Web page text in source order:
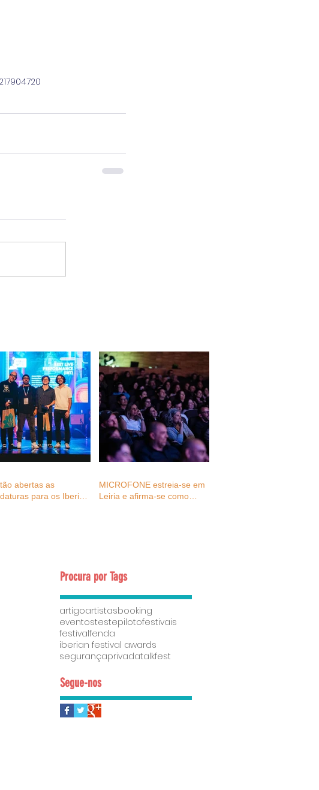
abertas as
para os Iberian
MICROFONE estreia-se em
Leiria e afirma-se como
Procura por Tags
artigoartistasbooking
eventostestepilotofestivais
festivalfenda
iberian festival awards
segurançaprivadatalkfest
Segue-nos